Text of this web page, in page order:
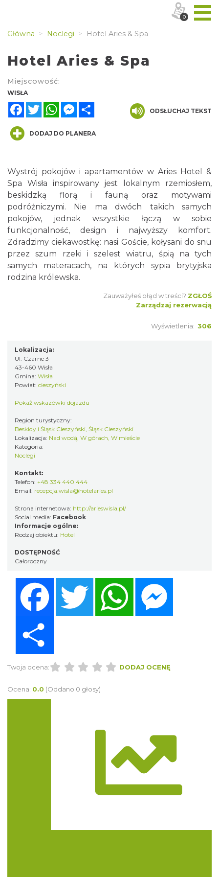
Główna Noclegi Hotel Aries & Spa
Hotel Aries & Spa
Miejscowość:
WISŁA
FacebookTwitterWhatsAppMessenger
ODSŁUCHAJ TEKST
DODAJ DO PLANERA
Wystrój pokojów i apartamentów w Aries Hotel &
Spa Wisła inspirowany jest lokalnym rzemiosłem,
beskidzką florą i fauną oraz motywami
podróżniczymi. Nie ma dwóch takich samych
pokojów, jednak wszystkie łączą w sobie
funkcjonalność, design i najwyższy komfort.
Zdradzimy ciekawostkę: nasi Goście, kołysani do snu
przez szum rzeki i szelest wiatru, śpią na tych
samych materacach, na których sypia brytyjska
rodzina królewska.
Zauważyłeś błąd w treści? ZGŁOŚ
Zarządzaj rezerwacją
Wyświetlenia: 306
Lokalizacja:
Ul. Czarne 3
43-460 Wisła
Gmina: Wisła
Powiat: cieszyński
Pokaż wskazówki dojazdu
Region turystyczny:
Beskidy i Śląsk Cieszyński, Śląsk Cieszyński
Lokalizacja: Nad wodą, W górach, W mieście
Kategoria:
Noclegi
Kontakt:
Telefon: +48 334 440 444
Email: recepcja.wisla@hotelaries.pl
Strona internetowa: http://arieswisla.pl/
Social media: Facebook
Informacje ogólne:
Rodzaj obiektu: Hotel
DOSTĘPNOŚĆ
Całoroczny
Twitter WhatsApp
Twoja ocena: DODAJ OCENĘ
Ocena: 0.0 (Oddano 0 głosy)
Trasa
0